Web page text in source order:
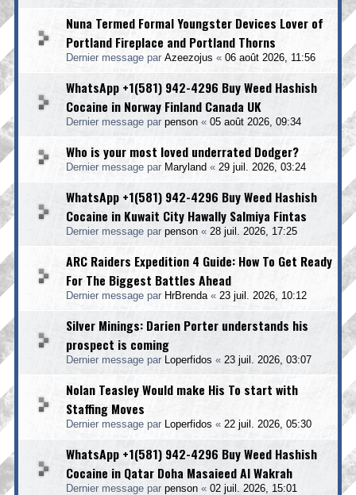
Nuna Termed Formal Youngster Devices Lover of
Portland Fireplace and Portland Thorns
Dernier message par Azeezojus « 06 août 2026, 11:56
WhatsApp +1(581) 942-4296 Buy Weed Hashish
Cocaine in Norway Finland Canada UK
Dernier message par penson « 05 août 2026, 09:34
Who is your most loved underrated Dodger?
Dernier message par Maryland « 29 juil. 2026, 03:24
WhatsApp +1(581) 942-4296 Buy Weed Hashish
Cocaine in Kuwait City Hawally Salmiya Fintas
Dernier message par penson « 28 juil. 2026, 17:25
ARC Raiders Expedition 4 Guide: How To Get Ready
For The Biggest Battles Ahead
Dernier message par HrBrenda« 23 juil. 2026, 10:12
Silver Minings: Darien Porter understands his
prospect is coming
Dernier message par Loperfidos « 23 juil. 2026, 03:07
Nolan Teasley Would make His To start with
Staffing Moves
Dernier message par Loperfidos « 22 juil. 2026, 05:30
WhatsApp +1(581) 942-4296 Buy Weed Hashish
Cocaine in Qatar Doha Masaieed Al Wakrah
Dernier message par penson « 02 juil. 2026, 15:01